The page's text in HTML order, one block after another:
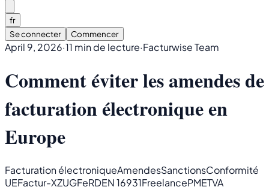
fr
Se connecter
Commencer
April 9, 2026·11 min de lecture·Facturwise Team
Comment éviter les amendes de
facturation électronique en
Europe
Facturation électroniqueAmendesSanctionsConformité
UEFactur-XZUGFeRDEN 16931FreelancePMETVA